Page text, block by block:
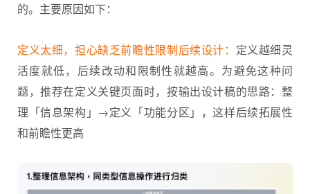
的。主要原因如下：
定义太细，担心缺乏前瞻性限制后续设计： 定义越细灵
活度就低，后续改动和限制性就越高。为避免这种问
题，推荐在定义关键页面时，按输出设计稿的思路：整
理「信息架构」→定义「功能分区」，这样后续拓展性
和前瞻性更高